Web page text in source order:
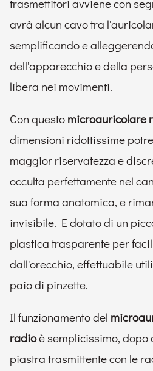
trasmettitori avviene con
avrà alcun cavo tra
semplificando e
dell'apparecchio e della
libera nei movimenti.
Con questo microauricolare
dimensioni ridottissime
maggior riservatezza e
occulta perfettamente nel
sua forma anatomica, e
invisibile. E dotato di un
plastica trasparente per
dall'orecchio, effettuabile
paio di pinzette.
Il funzionamento del
radioè semplicissimo, dopo
piastra trasmittente con le